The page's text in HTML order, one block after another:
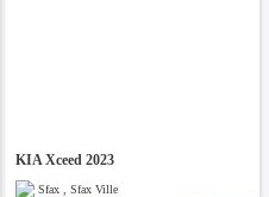
KIA Xceed 2023
Sfax , Sfax Ville